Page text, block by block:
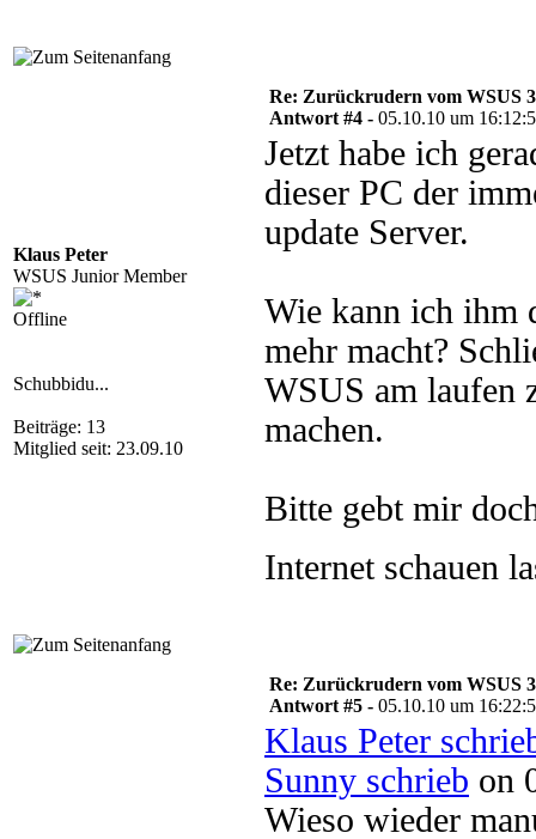
Klaus Peter
WSUS Junior Member
Offline
Schubbidu...
Beiträge: 13
Mitglied seit: 23.09.10
Re: Zurückrudern vom WSUS
Antwort #4 - 05.10.10 um
Jetzt habe ich
dieser PC der
update Server.
Wie kann ich ihm
mehr macht?
WSUS am laufen
machen.
Bitte gebt mir
Internet schauen
Re: Zurückrudern vom WSUS
Antwort #5 - 05.10.10 um
Klaus Peter
Sunny schrieb on
Wieso wieder